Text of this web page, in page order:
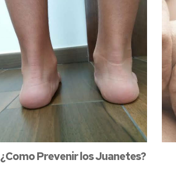
¿Como Prevenir los Juanetes?